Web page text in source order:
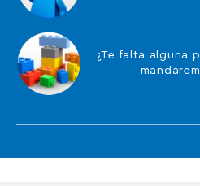
¿Te falta alguna